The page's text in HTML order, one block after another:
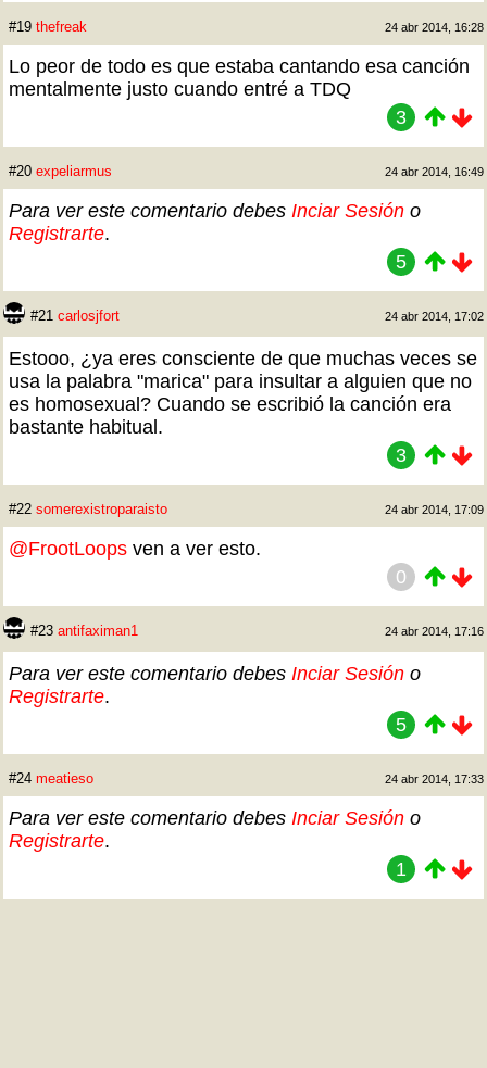
#19 thefreak 24 abr 2014, 16:28
Lo peor de todo es que estaba cantando esa canción
mentalmente justo cuando entré a TDQ
3
#20 expeliarmus 24 abr 2014, 16:49
Para ver este comentario debes Inciar Sesión o
Registrarte.
5
#21 carlosjfort 24 abr 2014, 17:02
Estooo, ¿ya eres consciente de que muchas veces se
usa la palabra "marica" para insultar a alguien que no
es homosexual? Cuando se escribió la canción era
bastante habitual.
3
#22 somerexistroparaisto 24 abr 2014, 17:09
@FrootLoops ven a ver esto.
0
#23 antifaximan1 24 abr 2014, 17:16
Para ver este comentario debes Inciar Sesión o
Registrarte.
5
#24 meatieso 24 abr 2014, 17:33
Para ver este comentario debes Inciar Sesión o
Registrarte.
1